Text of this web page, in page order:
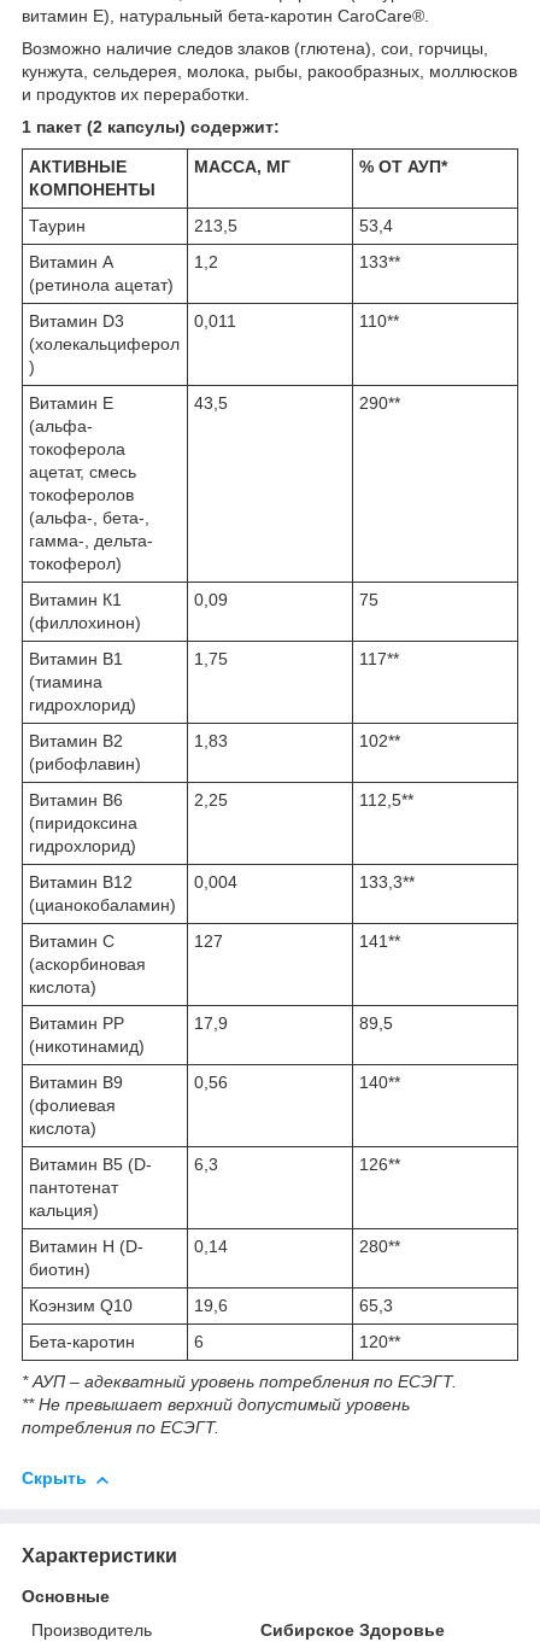
витамин Е), натуральный бета-каротин CaroCare®.
Возможно наличие следов злаков (глютена), сои, горчицы,
кунжута, сельдерея, молока, рыбы, ракообразных, моллюсков
и продуктов их переработки.
1 пакет (2 капсулы) содержит:
АКТИВНЫЕ
КОМПОНЕНТЫ
МАССА, МГ % ОТ АУП*
Таурин 213,5
53,4
Витамин А
(ретинола ацетат)
1,2 133**
Витамин D3
(холекальциферол
)
0,011 110**
Витамин Е
(альфа-
токоферола
ацетат, смесь
токоферолов
(альфа-, бета-,
гамма-, дельта-
токоферол)
43,5 290**
Витамин К1
(филлохинон)
0,09 75
Витамин В1
(тиамина
гидрохлорид)
1,75 117**
Витамин В2
(рибофлавин)
1,83 102**
Витамин В6
(пиридоксина
гидрохлорид)
2,25 112,5**
Витамин В12
(цианокобаламин)
0,004 133,3**
Витамин С
(аскорбиновая
кислота)
127 141**
Витамин РР
(никотинамид)
17,9 89,5
Витамин В9
(фолиевая
кислота)
0,56 140**
Витамин В5 (D-
пантотенат
кальция)
6,3 126**
Витамин H (D-
биотин)
0,14 280**
Коэнзим Q10 19,6
65,3
Бета-каротин
6 120**
* АУП – адекватный уровень потребления по ЕСЭГТ.
** Не превышает верхний допустимый уровень
потребления по ЕСЭГТ.
Скрыть
Характеристики
Основные
Производитель
Сибирское Здоровье